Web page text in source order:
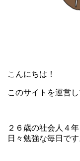
こんにちは！
このサイトを運営
２６歳の社会人４
日々勉強な毎日です